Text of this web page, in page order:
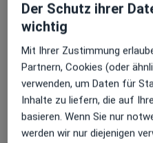
Dr. med. Nina Sturm
Frauenärztin (Gynäkologin)
311 Bewertungen
Grindelberg 3,
Der Schutz ihrer
wichtig
Mit Ihrer Zustimmung
Partnern, Cookies (oder
verwenden, um Daten für
Inhalte zu liefern, die auf
basieren. Wenn Sie nur
werden wir nur diejenigen